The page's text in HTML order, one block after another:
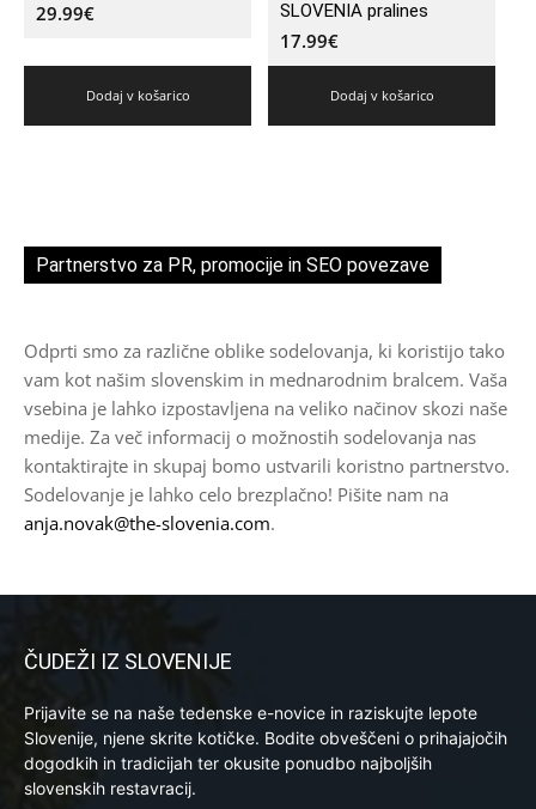
29.99€
Dodaj v košarico
SLOVENIA pralines
17.99€
Dodaj v košarico
Partnerstvo za PR, promocije in SEO povezave
Odprti smo za različne oblike sodelovanja, ki koristijo tako
vam kot našim slovenskim in mednarodnim bralcem. Vaša
vsebina je lahko izpostavljena na veliko načinov skozi naše
medije. Za več informacij o možnostih sodelovanja nas
kontaktirajte in skupaj bomo ustvarili koristno partnerstvo.
Sodelovanje je lahko celo brezplačno! Pišite nam na
anja.novak@the-slovenia.com.
ČUDEŽI IZ SLOVENIJE
Prijavite se na naše tedenske e-novice in raziskujte lepote
Slovenije, njene skrite kotičke. Bodite obveščeni o prihajajočih
dogodkih in tradicijah ter okusite ponudbo najboljših
slovenskih restavracij.